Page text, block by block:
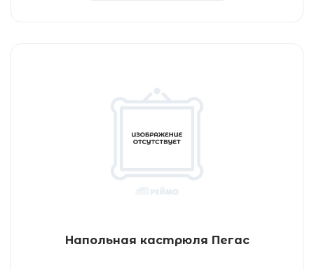
Напольная кастрюля Пегас